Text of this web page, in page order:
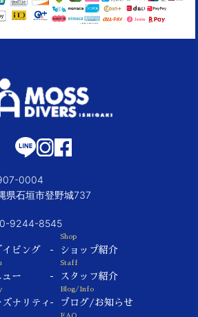
0004
県石垣市登野城737
9244-8545
イビング
ー
ナリティ
Shop
ショップ紹介
Staff
スタッフ紹介
Blog/Info
ブログ/お知らせ